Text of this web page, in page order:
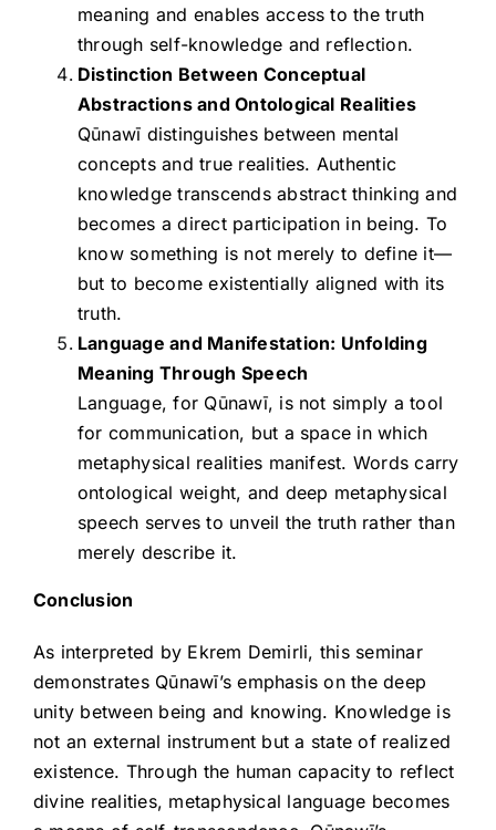
meaning and enables access to the truth
through self-knowledge and reflection.
Distinction Between Conceptual
Abstractions and Ontological Realities
Qūnawī distinguishes between mental
concepts and true realities. Authentic
knowledge transcends abstract thinking and
becomes a direct participation in being. To
know something is not merely to define it—
but to become existentially aligned with its
truth.
Language and Manifestation: Unfolding
Meaning Through Speech
Language, for Qūnawī, is not simply a tool
for communication, but a space in which
metaphysical realities manifest. Words carry
ontological weight, and deep metaphysical
speech serves to unveil the truth rather than
merely describe it.
Conclusion
As interpreted by Ekrem Demirli, this seminar
demonstrates Qūnawī’s emphasis on the deep
unity between being and knowing. Knowledge is
not an external instrument but a state of realized
existence. Through the human capacity to reflect
divine realities, metaphysical language becomes